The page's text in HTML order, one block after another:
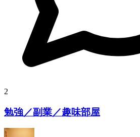
2
勉強／副業／趣味部屋